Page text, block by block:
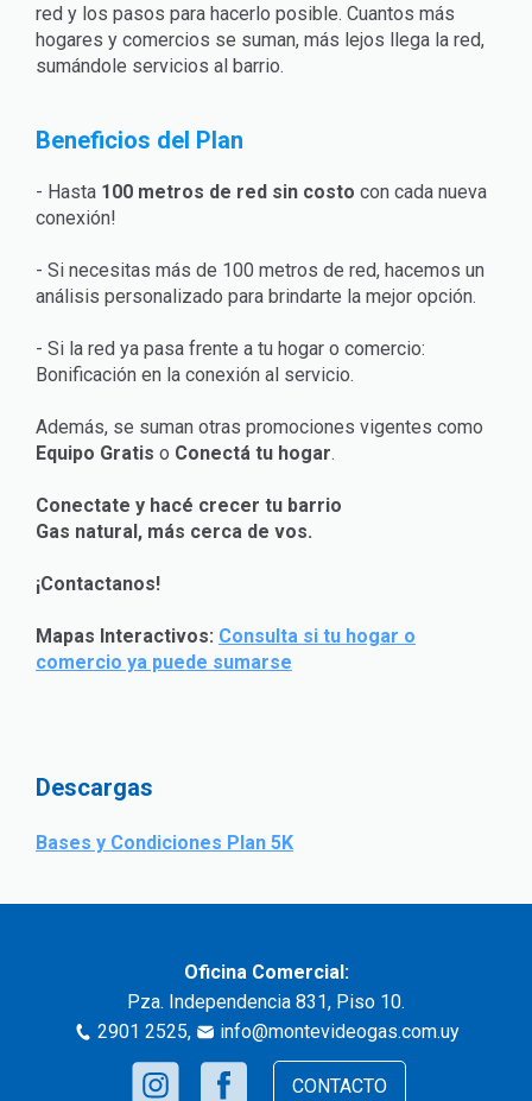
red y los pasos para hacerlo posible. Cuantos más
hogares y comercios se suman, más lejos llega la red,
sumándole servicios al barrio.
Beneficios del Plan
- Hasta 100 metros de red sin costo con cada nueva
conexión!
- Si necesitas más de 100 metros de red, hacemos un
análisis personalizado para brindarte la mejor opción.
- Si la red ya pasa frente a tu hogar o comercio:
Bonificación en la conexión al servicio.
Además, se suman otras promociones vigentes como
Equipo Gratis o Conectá tu hogar.
Conectate y hacé crecer tu barrio
Gas natural, más cerca de vos.
¡Contactanos!
Mapas Interactivos: Consulta si tu hogar o
comercio ya puede sumarse
Descargas
Bases y Condiciones Plan 5K
Oficina Comercial:
Pza. Independencia 831, Piso 10.
2901 2525, info@montevideogas.com.uy
CONTACTO